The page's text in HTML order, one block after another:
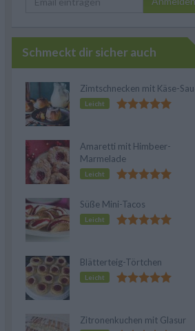
Schmeckt dir sicher auch
Zimtschnecken mit Käse-
Leicht
Amaretti mit Himbeer-
Marmelade
Leicht
Süße Mini-Tacos
Leicht
Blätterteig-Törtchen
Leicht
Zitronenkuchen mit Glasur